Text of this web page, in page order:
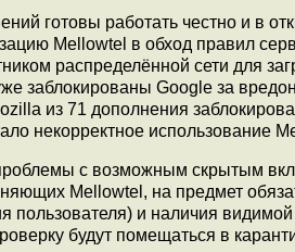
готовы работать честно и в
Mellowtel в обход правил
распределённой сети для
заблокированы Google за
из 71 дополнения
некорректное использование
с возможным скрытым
Mellowtel, на предмет
пользователя) и наличия
будут помещаться в